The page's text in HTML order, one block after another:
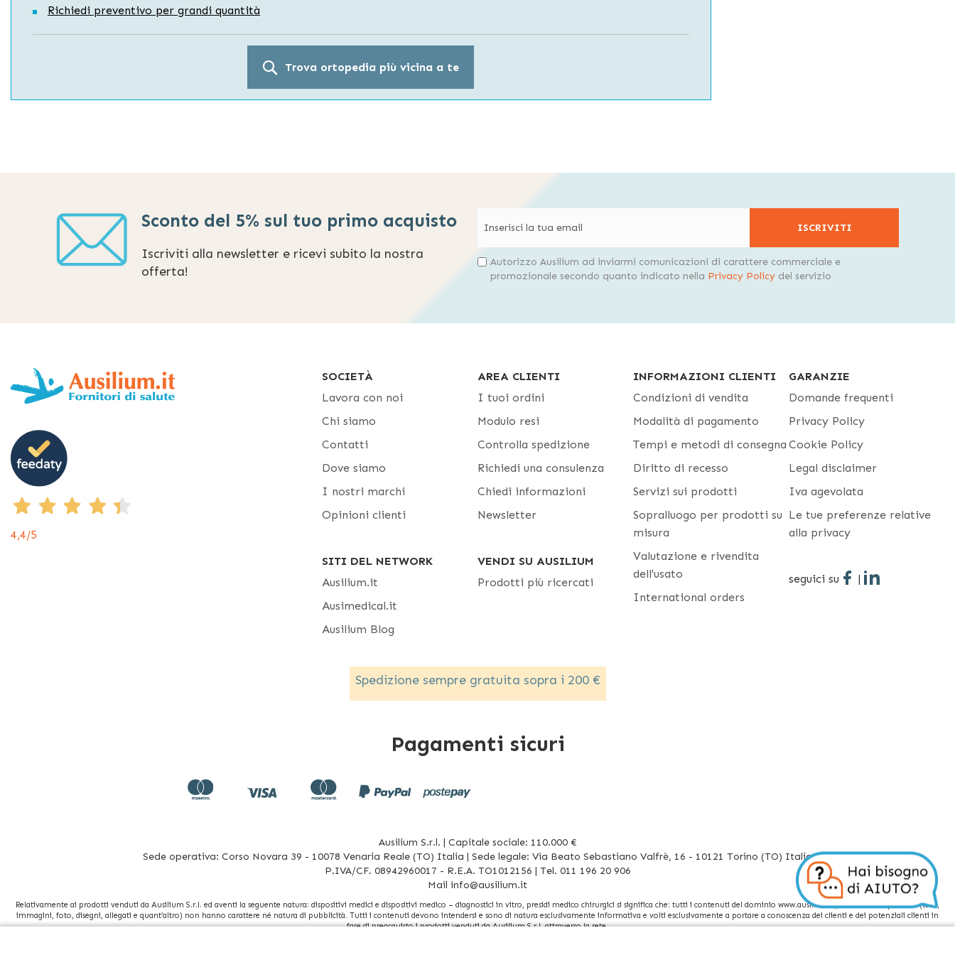
Richiedi preventivo per grandi quantità
Trova ortopedia più vicina a te
Sconto del 5% sul tuo primo acquisto
Iscriviti alla newsletter e ricevi subito la nostra
offerta!
ISCRIVITI
Autorizzo Ausilium ad inviarmi comunicazioni di carattere commerciale e
promozionale secondo quanto indicato nella Privacy Policy del servizio
4,4/5
SOCIETÀ
Lavora con noi
Chi siamo
Contatti
Dove siamo
I nostri marchi
Opinioni clienti
SITI DEL NETWORK
Ausilium.it
Ausimedical.it
Ausilium Blog
AREA CLIENTI
I tuoi ordini
Modulo resi
Controlla spedizione
Richiedi una consulenza
Chiedi informazioni
Newsletter
VENDI SU AUSILIUM
Prodotti più ricercati
INFORMAZIONI CLIENTI
Condizioni di vendita
Modalità di pagamento
Tempi e metodi di consegna
Diritto di recesso
Servizi sui prodotti
Sopralluogo per prodotti su
misura
Valutazione e rivendita
dell'usato
International orders
GARANZIE
Domande frequenti
Privacy Policy
Cookie Policy
Legal disclaimer
Iva agevolata
Le tue preferenze relative
alla privacy
seguici su |
Spedizione sempre gratuita sopra i 200 €
Pagamenti sicuri
Ausilium S.r.l. | Capitale sociale: 110.000 €
Sede operativa: Corso Novara 39 - 10078 Venaria Reale (TO) Italia | Sede legale: Via Beato Sebastiano Valfrè, 16 - 10121 Torino (TO) Italia
P.IVA/CF. 08942960017 - R.E.A. TO1012156 | Tel. 011 196 20 906
Mail info@ausilium.it
Relativamente ai prodotti venduti da Ausilium S.r.l. ed aventi la seguente natura: dispositivi medici e dispositivi medico – diagnostici in vitro, presidi medico chirurgici si significa che: tutti i contenuti del dominio www.ausilium.it/ relativi a tali prodotti (testi,
immagini, foto, disegni, allegati e quant’altro) non hanno carattere né natura di pubblicità. Tutti i contenuti devono intendersi e sono di natura esclusivamente informativa e volti esclusivamente a portare a conoscenza dei clienti e dei potenziali clienti in
fase di preacquisto i prodotti venduti da Ausilium S.r.l. attraverso la rete.